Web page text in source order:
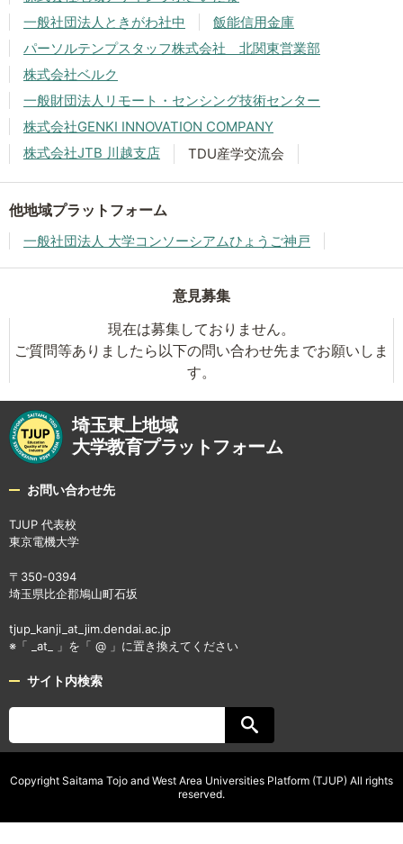
一般社団法人ときがわ社中
飯能信用金庫
パーソルテンプスタッフ株式会社 北関東営業部
株式会社ベルク
一般財団法人リモート・センシング技術センター
株式会社GENKI INNOVATION COMPANY
株式会社JTB 川越支店
TDU産学交流会
他地域プラットフォーム
一般社団法人 大学コンソーシアムひょうご神戸
意見募集
現在は募集しておりません。
ご質問等ありましたら以下の問い合わせ先までお願いしま
す。
埼玉東上地域
大学教育プラットフォーム
お問い合わせ先
TJUP 代表校
東京電機大学
〒350-0394
埼玉県比企郡鳩山町石坂
tjup_kanji_at_jim.dendai.ac.jp
※「 _at_ 」を「 @ 」に置き換えてください
サイト内検索
Copyright Saitama Tojo and West Area Universities Platform (TJUP) All rights
reserved.